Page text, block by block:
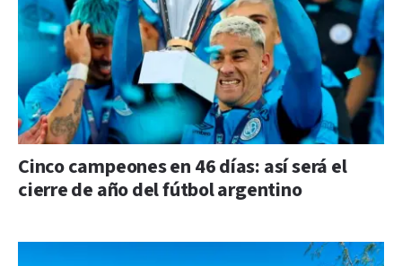
Cinco campeones en 46 días: así será el
cierre de año del fútbol argentino